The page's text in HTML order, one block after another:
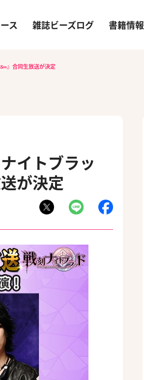
ス 雑誌ビーズログ 書籍情報
』合同生放送が決定
イトブラッ
が決定